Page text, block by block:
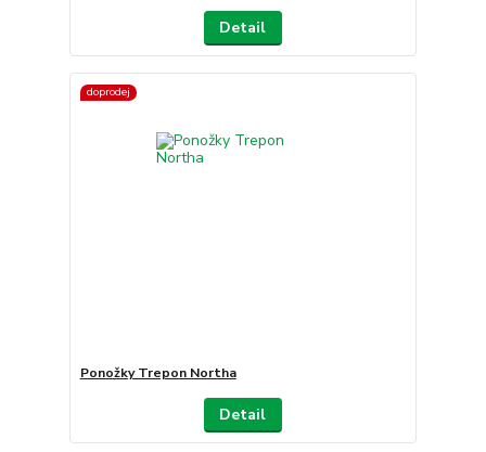
Detail
doprodej
Ponožky Trepon Northa
Detail